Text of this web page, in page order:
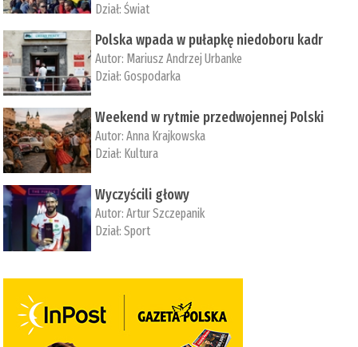
Dział:Świat
Polska wpada w pułapkę niedoboru kadr
Autor: Mariusz Andrzej Urbanke
Dział:Gospodarka
Weekend w rytmie przedwojennej Polski
Autor:Anna Krajkowska
Dział: Kultura
Wyczyścili głowy
Autor:Artur Szczepanik
Dział:Sport